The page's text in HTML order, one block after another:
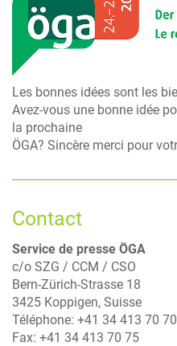
Les bonnes idées sont les
Avez-vous une bonne idée
la prochaine
ÖGA? Sincère merci pour
Contact
Service de presse ÖGA
c/o SZG / CCM / CSO
Bern-Zürich-Strasse 18
3425 Koppigen, Suisse
Téléphone: +41 34 413 70 70
Fax: +41 34 413 70 75